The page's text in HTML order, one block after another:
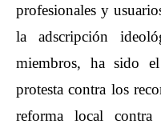
profesionales y
la adscripción
miembros, ha sido
protesta contra los
reforma local